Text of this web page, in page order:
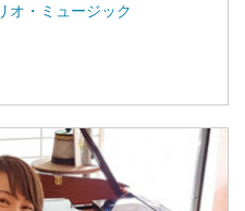
オ・ミュージック